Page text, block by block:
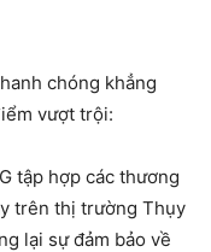
chóng khẳng
vượt trội:
tập hợp các thương
trên thị trường Thụy
lại sự đảm bảo về